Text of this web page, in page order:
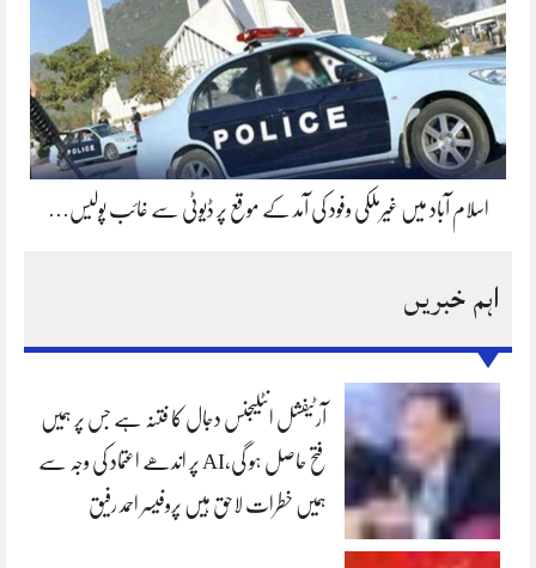
اسلام آباد میں غیرملکی وفود کی آمد کے موقع پر ڈیوٹی سے غائب پولیس…
اہم خبریں
آرٹیفشل انٹلیجنس دجال کا فتنہ ہے جس پر ہمیں
فتح حاصل ہو گی،AI پر اندھے اعتماد کی وجہ سے
ہمیں خطرات لاحق ہیں پروفیسر احمد رفیق